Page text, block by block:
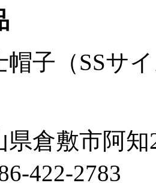
帽子（SSサ
県倉敷市阿知
422-2783